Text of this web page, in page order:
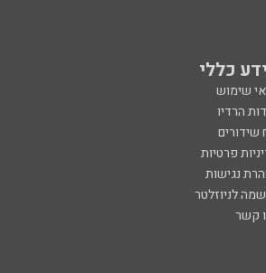
כללי
שימוש
הרדיו
שידורים
פרטיות
נגישות
לניוזלטר
קשר